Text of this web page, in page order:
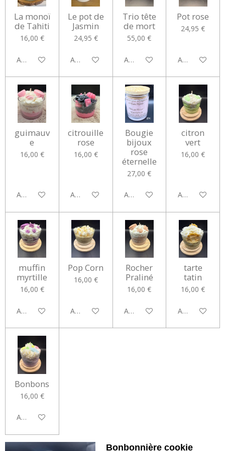
La monoï
de Tahiti
16,00 €
Ajouter au panier
Le pot de
Jasmin
24,95 €
Ajouter au panier
Trio tête
de mort
55,00 €
Ajouter au panier
Pot rose
24,95 €
Ajouter au
guimauv
e
16,00 €
Ajouter au panier
citrouille
rose
16,00 €
Ajouter au panier
Bougie
bijoux
rose
éternelle
27,00 €
Ajouter au panier
citron
vert
16,00 €
Ajouter au
muffin
myrtille
16,00 €
Ajouter au panier
Pop Corn
16,00 €
Ajouter au panier
Rocher
Praliné
16,00 €
Ajouter au panier
tarte
tatin
16,00 €
Ajouter au
Bonbons
16,00 €
Ajouter au panier
Bonbonnière cookie